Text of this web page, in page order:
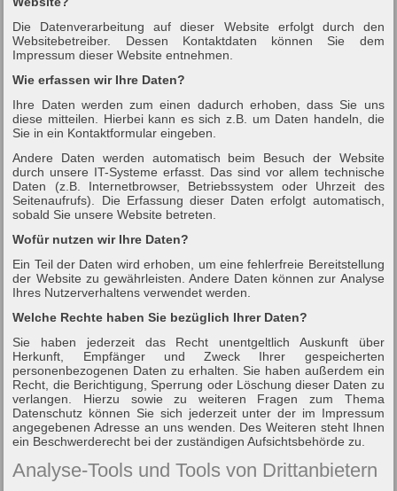
Die Datenverarbeitung auf dieser Website erfolgt durch den
Websitebetreiber. Dessen Kontaktdaten können Sie dem
Impressum dieser Website entnehmen.
Wie erfassen wir Ihre Daten?
Ihre Daten werden zum einen dadurch erhoben, dass Sie uns
diese mitteilen. Hierbei kann es sich z.B. um Daten handeln, die
Sie in ein Kontaktformular eingeben.
Andere Daten werden automatisch beim Besuch der Website
durch unsere IT-Systeme erfasst. Das sind vor allem technische
Daten (z.B. Internetbrowser, Betriebssystem oder Uhrzeit des
Seitenaufrufs). Die Erfassung dieser Daten erfolgt automatisch,
sobald Sie unsere Website betreten.
Wofür nutzen wir Ihre Daten?
Ein Teil der Daten wird erhoben, um eine fehlerfreie Bereitstellung
der Website zu gewährleisten. Andere Daten können zur Analyse
Ihres Nutzerverhaltens verwendet werden.
Welche Rechte haben Sie bezüglich Ihrer Daten?
Sie haben jederzeit das Recht unentgeltlich Auskunft über
Herkunft, Empfänger und Zweck Ihrer gespeicherten
personenbezogenen Daten zu erhalten. Sie haben außerdem ein
Recht, die Berichtigung, Sperrung oder Löschung dieser Daten zu
verlangen. Hierzu sowie zu weiteren Fragen zum Thema
Datenschutz können Sie sich jederzeit unter der im Impressum
angegebenen Adresse an uns wenden. Des Weiteren steht Ihnen
ein Beschwerderecht bei der zuständigen Aufsichtsbehörde zu.
Analyse-Tools und Tools von Drittanbietern